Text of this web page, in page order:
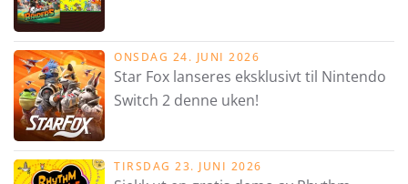
ONSDAG 24. JUNI 2026
Star Fox lanseres eksklusivt til Nintendo
Switch 2 denne uken!
TIRSDAG 23. JUNI 2026